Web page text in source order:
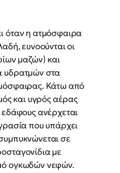
όταν η ατμόσφαιρα
ευνοούνται οι
μαζών) και
υδρατμών στα
Κάτω από
και υγρός αέρας
ανέρχεται
που υπάρχει
σε
με
ογκωδών νεφών.